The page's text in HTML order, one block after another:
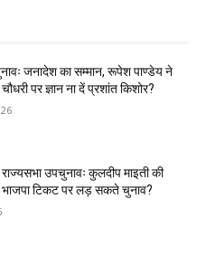
जनादेश का सम्मान, रूपेश पाण्डेय ने
पर ज्ञान ना दें प्रशांत किशोर?
उपचुनावः कुलदीप माइती की
भाजपा टिकट पर लड़ सकते चुनाव?